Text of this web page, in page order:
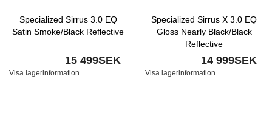
Specialized Sirrus 3.0 EQ
Satin Smoke/Black Reflective
15 499SEK
Visa lagerinformation
Specialized Sirrus X 3.0 EQ
Gloss Nearly Black/Black
Reflective
14 999SEK
Visa lagerinformation